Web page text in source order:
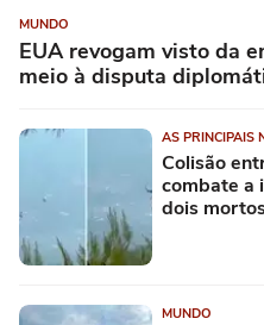
MUNDO
EUA revogam visto da
meio à disputa
AS PRINCIPAIS
Colisão
combate a
dois
MUNDO